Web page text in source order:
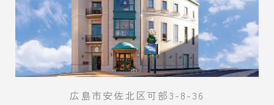
広島市安佐北区可部3-8-36